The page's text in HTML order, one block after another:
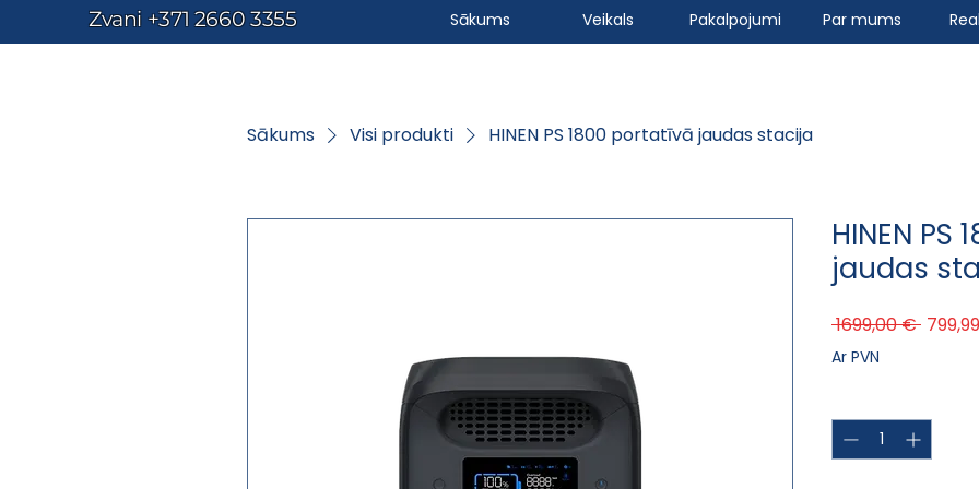
Zvani +371 2660 3355 Sākums Veikals Pakalpojumi Par mums
Sākums Visi produkti HINEN PS 1800 portatīvā jaudas stacija
HINEN
jaudas
1699,00 €
Ar PVN